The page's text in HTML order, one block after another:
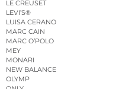
LE CREUSET
LEVI’S®
LUISA CERANO
MARC CAIN
MARC O’POLO
MEY
MONARI
NEW BALANCE
OLYMP